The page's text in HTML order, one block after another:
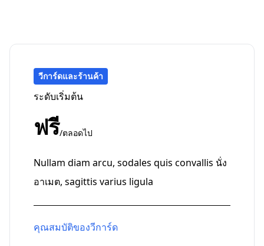
วีการ์ดและร้านค้า
ระดับเริ่มต้น
ฟรี/ตลอดไป
Nullam diam arcu, sodales quis convallis นั่ง
อาเมต, sagittis varius ligula
คุณสมบัติของวีการ์ด